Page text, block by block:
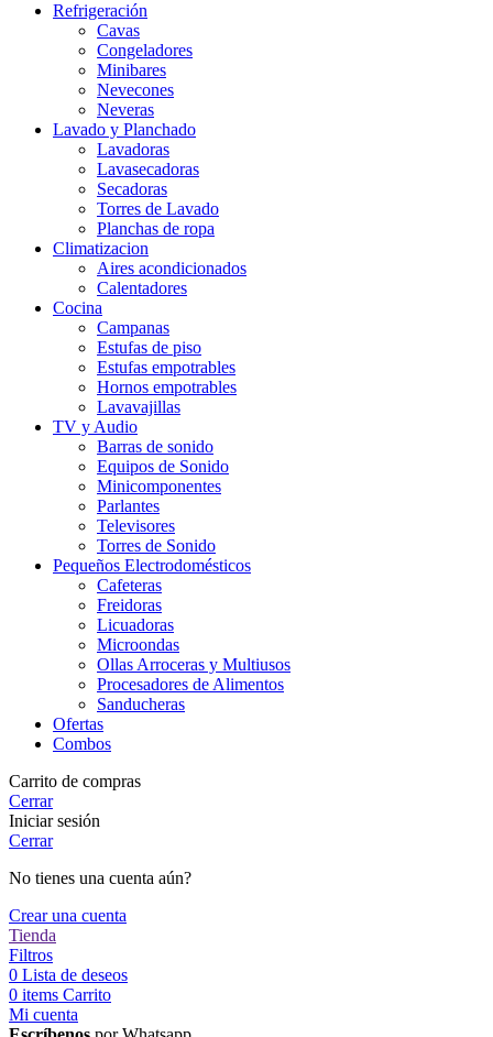
Refrigeración
Cavas
Congeladores
Minibares
Nevecones
Neveras
Lavado y Planchado
Lavadoras
Lavasecadoras
Secadoras
Torres de Lavado
Planchas de ropa
Climatizacion
Aires acondicionados
Calentadores
Cocina
Campanas
Estufas de piso
Estufas empotrables
Hornos empotrables
Lavavajillas
TV y Audio
Barras de sonido
Equipos de Sonido
Minicomponentes
Parlantes
Televisores
Torres de Sonido
Pequeños Electrodomésticos
Cafeteras
Freidoras
Licuadoras
Microondas
Ollas Arroceras y Multiusos
Procesadores de Alimentos
Sanducheras
Ofertas
Combos
Carrito de compras
Cerrar
Iniciar sesión
Cerrar
No tienes una cuenta aún?
Crear una cuenta
Tienda
Filtros
0 Lista de deseos
0 items Carrito
Mi cuenta